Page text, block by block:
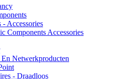
- Accessories
Components Accessories
Netwerkproducten
- Draadloos